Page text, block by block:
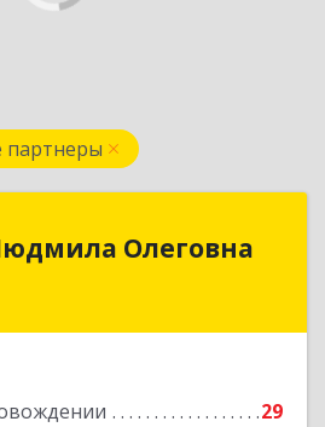
партнеры
Олеговна
29
г, П.Лумумбы ул, дом №